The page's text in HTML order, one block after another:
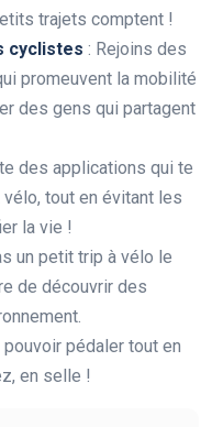
trajets comptent !
cyclistes : Rejoins des
promeuvent la mobilité
des gens qui partagent
des applications qui te
tout en évitant les
la vie !
un petit trip à vélo le
de découvrir des
pédaler tout en
en selle !